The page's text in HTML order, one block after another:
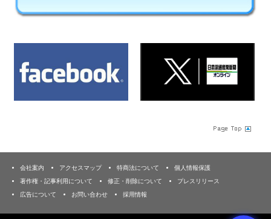
会社案内 アクセスマップ 特商法について
個人情報保護
著作権・記事利用について
修正・削除について
プレスリリース
広告について
お問い合わせ 採用情報